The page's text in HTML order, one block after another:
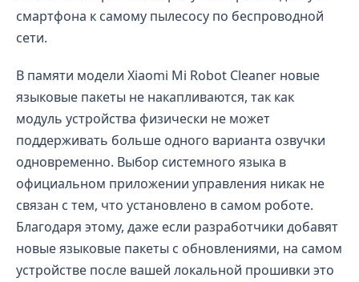
смартфона к самому пылесосу по беспроводной
сети.
В памяти модели Xiaomi Mi Robot Cleaner новые
языковые пакеты не накапливаются, так как
модуль устройства физически не может
поддерживать больше одного варианта озвучки
одновременно. Выбор системного языка в
официальном приложении управления никак не
связан с тем, что установлено в самом роботе.
Благодаря этому, даже если разработчики добавят
новые языковые пакеты с обновлениями, на самом
устройстве после вашей локальной прошивки это